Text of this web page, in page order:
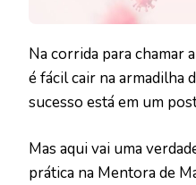
Na corrida para chamar
é fácil cair na armadilha
sucesso está em um
Mas aqui vai uma
prática na Mentora de